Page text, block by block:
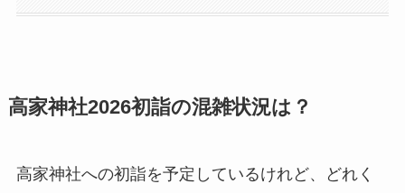
高家神社2026初詣の混雑状況は？
高家神社への初詣を予定しているけれど、どれく